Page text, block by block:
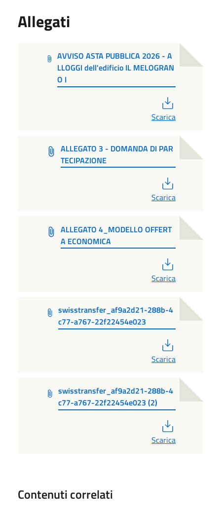
Allegati
AVVISO ASTA PUBBLICA 2026 - A
LLOGGI dell'edificio IL MELOGRAN
O I
Scarica
ALLEGATO 3 - DOMANDA DI PAR
TECIPAZIONE
Scarica
ALLEGATO 4_MODELLO OFFERT
A ECONOMICA
Scarica
swisstransfer_af9a2d21-288b-4
c77-a767-22f22454e023
Scarica
swisstransfer_af9a2d21-288b-4
c77-a767-22f22454e023 (2)
Scarica
Contenuti correlati